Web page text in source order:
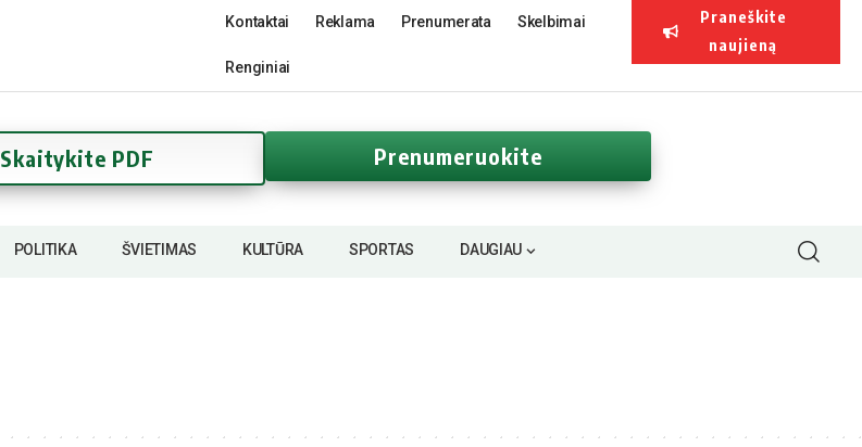
Kontaktai Reklama Prenumerata Skelbimai
Renginiai
Praneškite
naujieną
Skaitykite PDF Prenumeruokite
POLITIKA ŠVIETIMAS KULTŪRA SPORTAS DAUGIAU